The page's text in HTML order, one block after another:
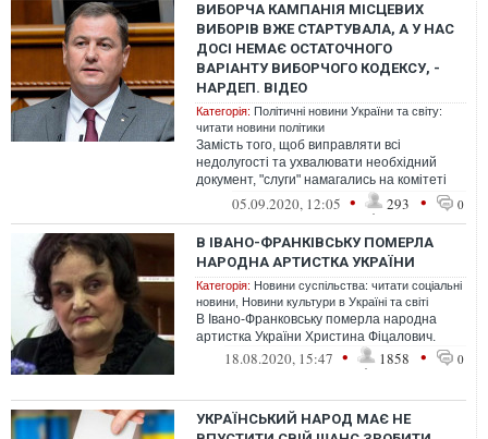
ВИБОРЧА КАМПАНІЯ МІСЦЕВИХ
ВИБОРІВ ВЖЕ СТАРТУВАЛА, А У НАС
ДОСІ НЕМАЄ ОСТАТОЧНОГО
ВАРІАНТУ ВИБОРЧОГО КОДЕКСУ, -
НАРДЕП. ВІДЕО
Категорія: Політичні новини України та світу:
читати новини політики
Замість того, щоб виправляти всі
недолугості та ухвалювати необхідний
документ, "слуги" намагались на комітеті
протягнути нові норми
05.09.2020, 12:05 • 293 • 0
В ІВАНО-ФРАНКІВСЬКУ ПОМЕРЛА
НАРОДНА АРТИСТКА УКРАЇНИ
Категорія: Новини суспільства: читати соціальні
новини Новини культури в Україні та світі
В Івано-Франковську померла народна
артистка України Христина Фіцалович.
18.08.2020, 15:47 • 1858 • 0
УКРАЇНСЬКИЙ НАРОД МАЄ НЕ